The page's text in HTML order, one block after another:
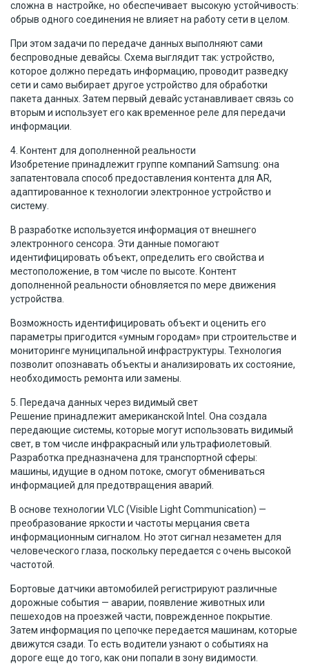
сложна в настройке, но обеспечивает высокую устойчивость:
обрыв одного соединения не влияет на работу сети в целом.
При этом задачи по передаче данных выполняют сами
беспроводные девайсы. Схема выглядит так: устройство,
которое должно передать информацию, проводит разведку
сети и само выбирает другое устройство для обработки
пакета данных. Затем первый девайс устанавливает связь со
вторым и использует его как временное реле для передачи
информации.
4. Контент для дополненной реальности
Изобретение принадлежит группе компаний Samsung: она
запатентовала способ предоставления контента для AR,
адаптированное к технологии электронное устройство и
систему.
В разработке используется информация от внешнего
электронного сенсора. Эти данные помогают
идентифицировать объект, определить его свойства и
местоположение, в том числе по высоте. Контент
дополненной реальности обновляется по мере движения
устройства.
Возможность идентифицировать объект и оценить его
параметры пригодится «умным городам» при строительстве и
мониторинге муниципальной инфраструктуры. Технология
позволит опознавать объекты и анализировать их состояние,
необходимость ремонта или замены.
5. Передача данных через видимый свет
Решение принадлежит американской Intel. Она создала
передающие системы, которые могут использовать видимый
свет, в том числе инфракрасный или ультрафиолетовый.
Разработка предназначена для транспортной сферы:
машины, идущие в одном потоке, смогут обмениваться
информацией для предотвращения аварий.
В основе технологии VLC (Visible Light Communication) —
преобразование яркости и частоты мерцания света
информационным сигналом. Но этот сигнал незаметен для
человеческого глаза, поскольку передается с очень высокой
частотой.
Бортовые датчики автомобилей регистрируют различные
дорожные события — аварии, появление животных или
пешеходов на проезжей части, поврежденное покрытие.
Затем информация по цепочке передается машинам, которые
движутся сзади. То есть водители узнают о событиях на
дороге еще до того, как они попали в зону видимости.